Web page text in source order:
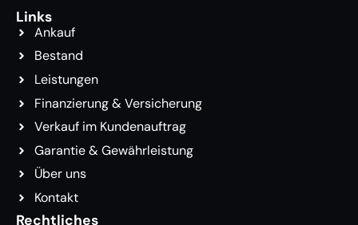
Links
Ankauf
Bestand
Leistungen
Finanzierung & Versicherung
Verkauf im Kundenauftrag
Garantie & Gewährleistung
Über uns
Kontakt
Rechtliches